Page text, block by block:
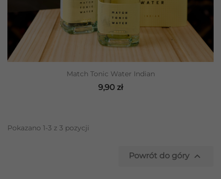
Match Tonic Water Indian
9,90 zł
Pokazano 1-3 z 3 pozycji
Powrót do góry 